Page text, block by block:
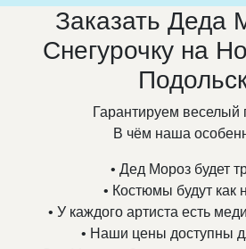
Заказать Деда
Снегурочку на
Гарантируем веселый
В чём наша
• Дед Мороз будет
• Костюмы будут как
• У каждого артиста есть
• Наши цены доступны